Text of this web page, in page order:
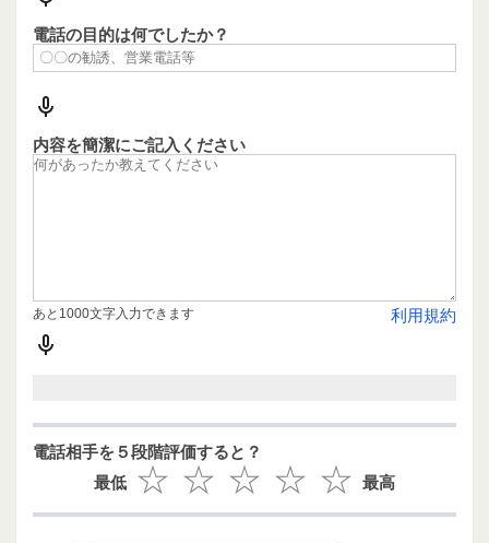
電話の目的は何でしたか？
内容を簡潔にご記入ください
利用規約
あと1000文字入力できます
電話相手を５段階評価すると？
最低
最高